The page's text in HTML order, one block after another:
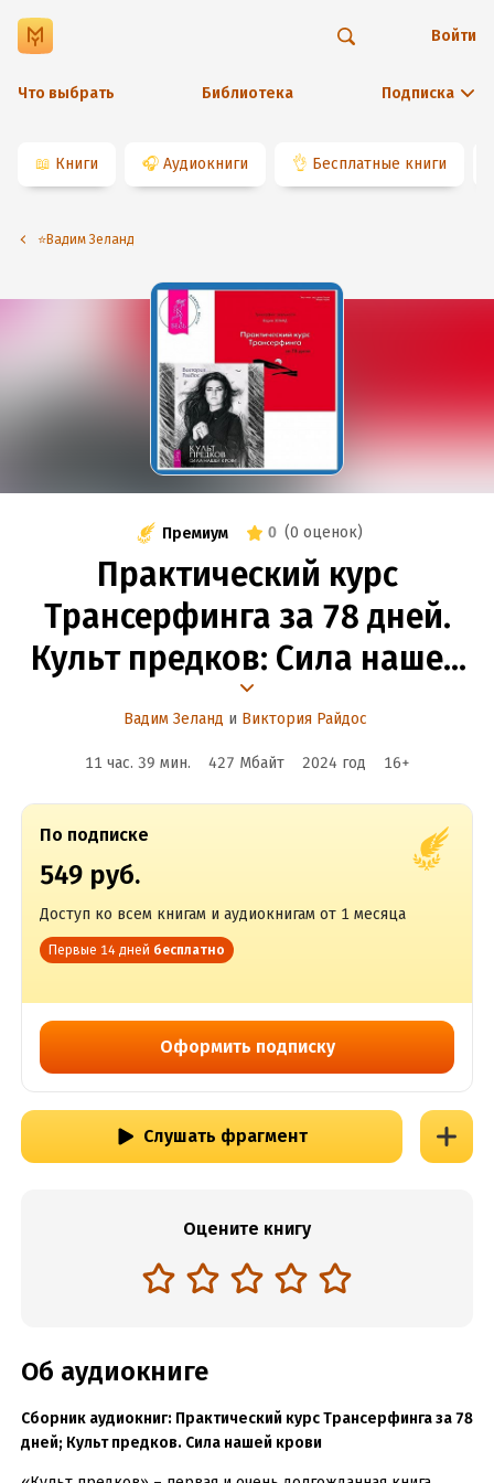
Что выбрать Библиотека Подписка
Войти
📖 Книги 🎧 Аудиокниги 👌 Бесплатные книги
⭐️Вадим Зеланд
Премиум 0 (0 оценок)
Практический курс
Трансерфинга за 78 дней.
Культ предков: Сила нашей
крови
Вадим Зеланд и Виктория Райдос
11 час. 39 мин. 427 Мбайт 2024 год 16+
По подписке
549 руб.
Доступ ко всем книгам и аудиокнигам от 1 месяца
Первые 14 дней бесплатно
Оформить подписку
Слушать фрагмент
Оцените книгу
Об аудиокниге
Сборник аудиокниг: Практический курс Трансерфинга за 78
дней; Культ предков. Сила нашей крови